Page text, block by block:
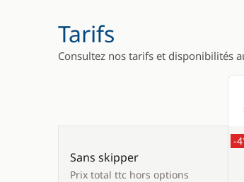
Tarifs
Consultez nos tarifs et disponibilités
Sans skipper
Prix total ttc hors options
-